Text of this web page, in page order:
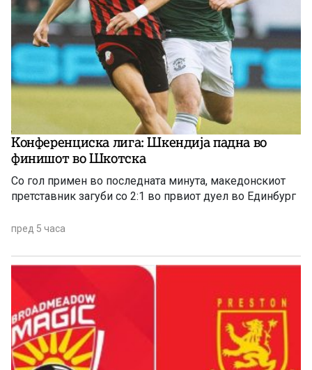
Конференциска лига: Шкендија падна во
финишот во Шкотска
Со гол примен во последната минута, македонскиот
претставник загуби со 2:1 во првиот дуел во Единбург
пред 5 часа